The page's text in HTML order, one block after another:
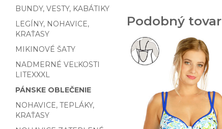
BUNDY, VESTY, KABÁTIKY
LEGÍNY, NOHAVICE,
KRAŤASY
MIKINOVÉ ŠATY
NADMERNÉ VEĽKOSTI
LITEXXXL
PÁNSKE OBLEČENIE
NOHAVICE, TEPLÁKY,
KRAŤASY
Podobný tovar